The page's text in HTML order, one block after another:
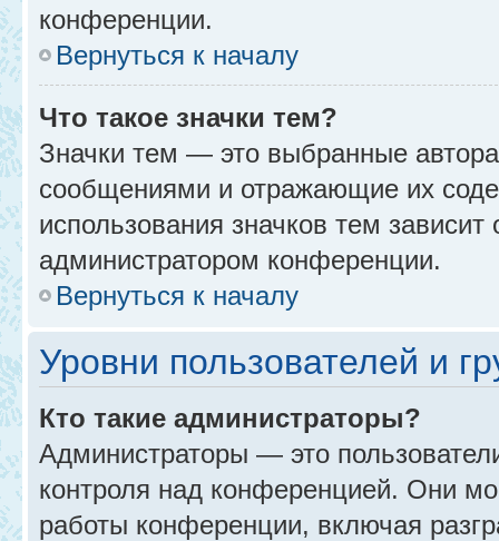
конференции.
Вернуться к началу
Что такое значки тем?
Значки тем — это выбранные
сообщениями и отражающие их
использования значков тем
администратором конференции.
Вернуться к началу
Уровни пользователей и
Кто такие администраторы?
Администраторы — это
контроля над конференцией. Они
работы конференции, включая